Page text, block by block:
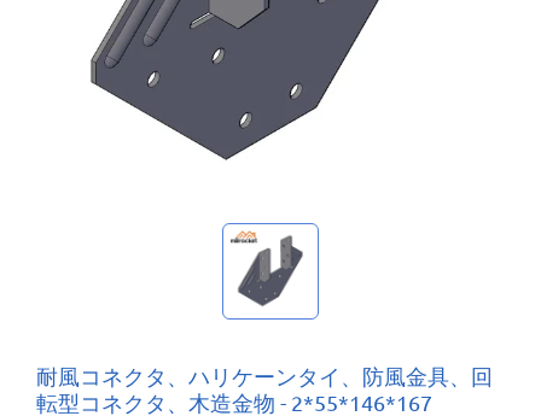
耐風コネクタ、ハリケーンタイ、防風金具、回
転型コネクタ、木造金物 - 2*55*146*167